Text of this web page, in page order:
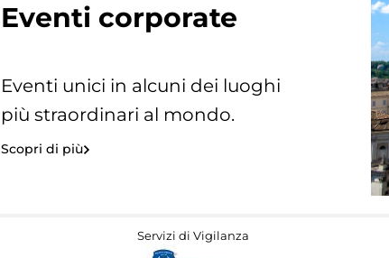
Eventi corporate
Eventi unici in alcuni dei luoghi
più straordinari al mondo.
Scopri di più
Servizi di Vigilanza